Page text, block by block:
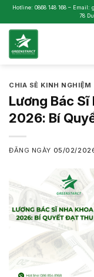
Skip
to
content
Hotline: 0868 148 168 –
78
CHIA SẺ KINH NGHIỆM
Lương Bác Sĩ
2026: Bí
ĐĂNG NGÀY 05/02/